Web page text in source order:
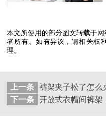
本文所使用的部分图文转载于
者所有。如有异议，请相关权
理。
上一条
下一条